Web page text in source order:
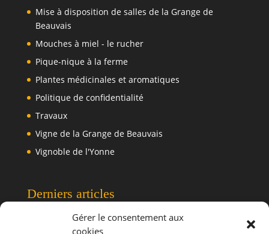
Gérer le consentement aux
cookies
Mise à disposition de salles de la Grange de
Beauvais
Mouches à miel - le rucher
Pique-nique à la ferme
Plantes médicinales et aromatiques
Politique de confidentialité
Travaux
Vigne de la Grange de Beauvais
Vignoble de l'Yonne
Derniers articles